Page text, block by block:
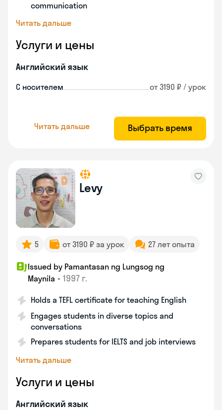
communication
Читать дальше
Услуги и цены
Английский язык
С носителем от 3190 ₽ / урок
Читать дальше Выбрать время
Levy
5 от 3190 ₽ за урок 27 лет опыта
Issued by Pamantasan ng Lungsog ng
Maynila • 1997 г.
Holds a TEFL certificate for teaching English
Engages students in diverse topics and
conversations
Prepares students for IELTS and job interviews
Читать дальше
Услуги и цены
Английский язык